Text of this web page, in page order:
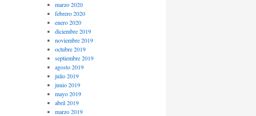
marzo 2020
febrero 2020
enero 2020
diciembre 2019
noviembre 2019
octubre 2019
septiembre 2019
agosto 2019
julio 2019
junio 2019
mayo 2019
abril 2019
marzo 2019